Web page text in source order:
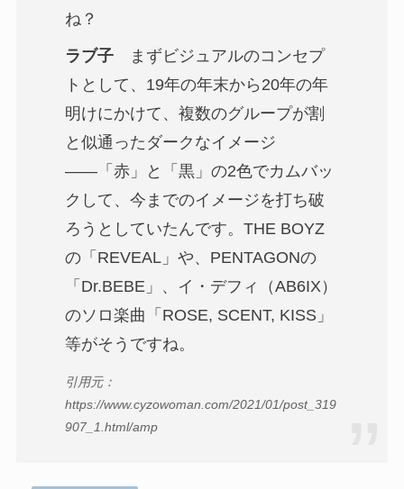
ね？
ラブ子
まずビジュアルのコンセプ
トとして、19年の年末から20年の年
明けにかけて、複数のグループが割
と似通ったダークなイメージ
――「赤」と「黒」の2色でカムバッ
クして、今までのイメージを打ち破
ろうとしていたんです。THE BOYZ
の「REVEAL」や、PENTAGONの
「Dr.BEBE」、イ・デフィ（AB6IX）
のソロ楽曲「ROSE, SCENT, KISS」
等がそうですね。
引用元：
https://www.cyzowoman.com/2021/01/post_319
907_1.html/amp